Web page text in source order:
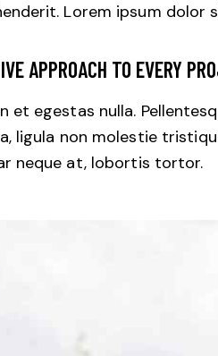
Lorem ipsum
APPROACH TO EVERY
et egestas nulla.
ligula non molestie
neque at, lobortis tortor.